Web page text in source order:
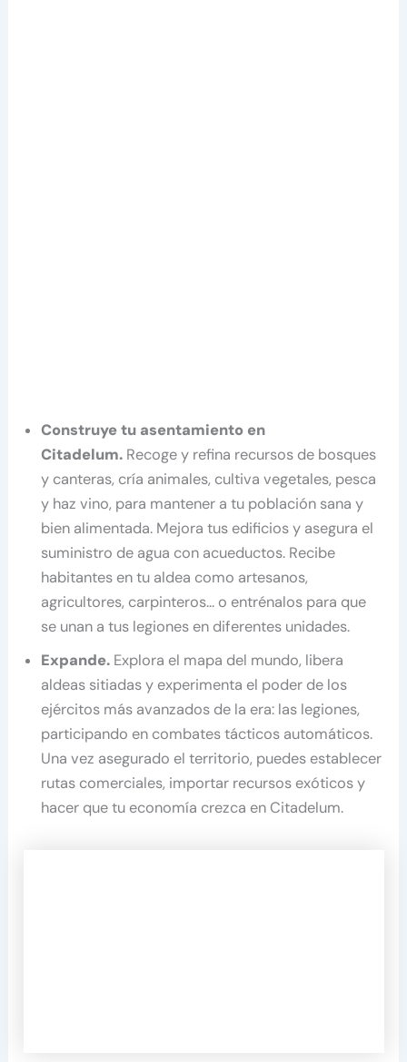
Construye tu asentamiento en
Citadelum. Recoge y refina recursos de bosques
y canteras, cría animales, cultiva vegetales, pesca
y haz vino, para mantener a tu población sana y
bien alimentada. Mejora tus edificios y asegura el
suministro de agua con acueductos. Recibe
habitantes en tu aldea como artesanos,
agricultores, carpinteros… o entrénalos para que
se unan a tus legiones en diferentes unidades.
Expande. Explora el mapa del mundo, libera
aldeas sitiadas y experimenta el poder de los
ejércitos más avanzados de la era: las legiones,
participando en combates tácticos automáticos.
Una vez asegurado el territorio, puedes establecer
rutas comerciales, importar recursos exóticos y
hacer que tu economía crezca en Citadelum.